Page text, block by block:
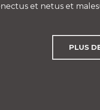
et netus et
PLUS